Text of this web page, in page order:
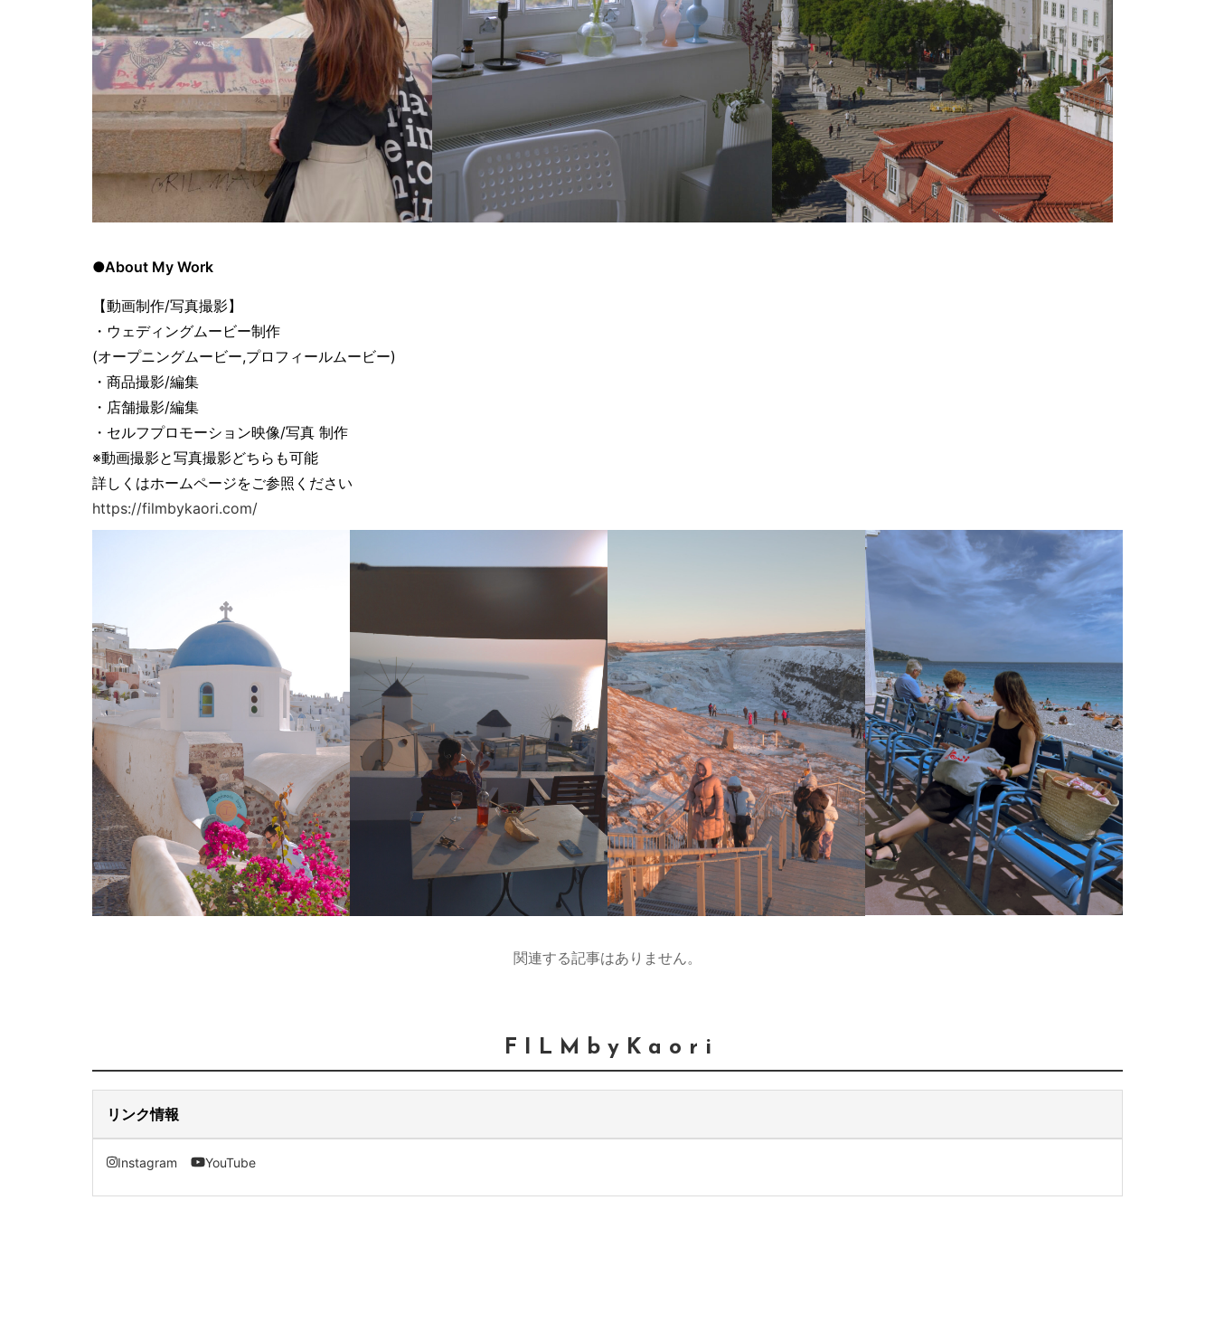
●About My Work
【動画制作/写真撮影】
・ウェディングムービー制作
(オープニングムービー,プロフィールムービー)
・商品撮影/編集
・店舗撮影/編集
・セルフプロモーション映像/写真 制作
※動画撮影と写真撮影どちらも可能
詳しくはホームページをご参照ください
https://filmbykaori.com/
関連する記事はありません。
F I L M b y K a o r i
リンク情報
Instagram YouTube